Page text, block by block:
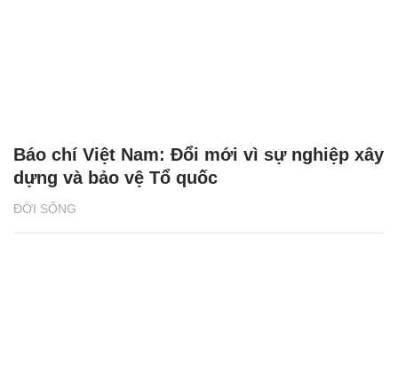
ĐỜI SỐNG
Báo chí Việt Nam: Đổi mới vì sự nghiệp xây
dựng và bảo vệ Tổ quốc